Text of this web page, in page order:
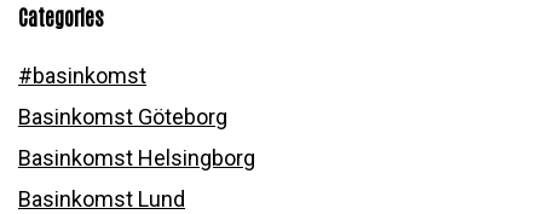
Categories
#basinkomst
Basinkomst Göteborg
Basinkomst Helsingborg
Basinkomst Lund